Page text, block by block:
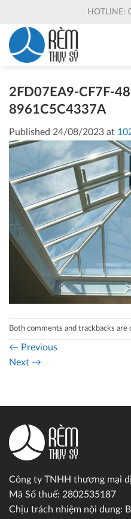
content
HOTLINE:
2FD07EA9-CF7F-
8961C5C4337A
Published 24/08/2023 at
Both comments and trackbacks are
← Previous
Next →
Công ty TNHH thương mại
Mã Số thuế: 2802535187
Chịu trách nhiệm nội dung: